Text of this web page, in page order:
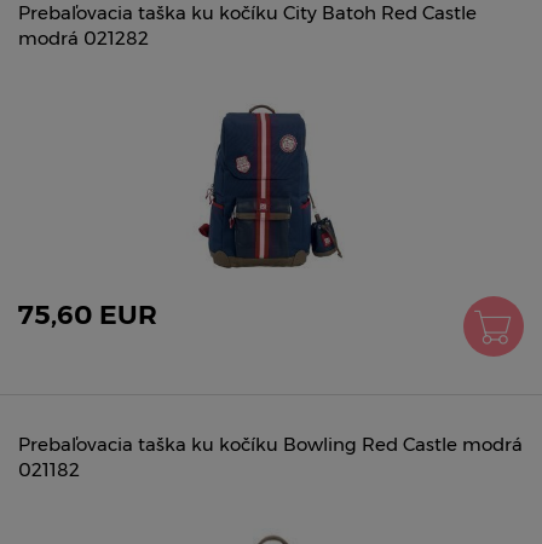
Prebaľovacia taška ku kočíku City Batoh Red Castle
modrá 021282
75,60 EUR
Prebaľovacia taška ku kočíku Bowling Red Castle modrá
021182